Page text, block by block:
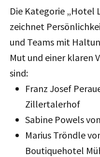
Die Kategorie „Hotel
zeichnet
und Teams mit
Mut und einer klaren
sind:
Franz Josef
Zillertalerhof
Sabine Powels
Marius Tröndle
Boutiquehotel